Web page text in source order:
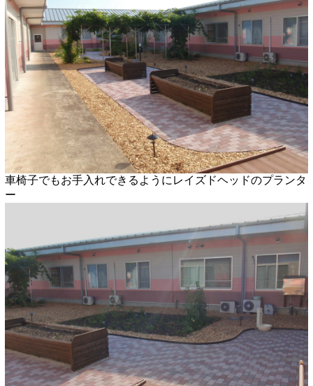
車椅子でもお手入れできるようにレイズドヘッドのプランタ
ー